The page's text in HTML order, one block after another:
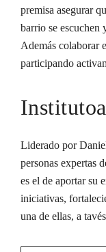
premisa asegurar
barrio se escuchen
Además colaborar
participando
Institutoa
Liderado por
personas expertas
es el de aportar su
iniciativas,
una de ellas, a